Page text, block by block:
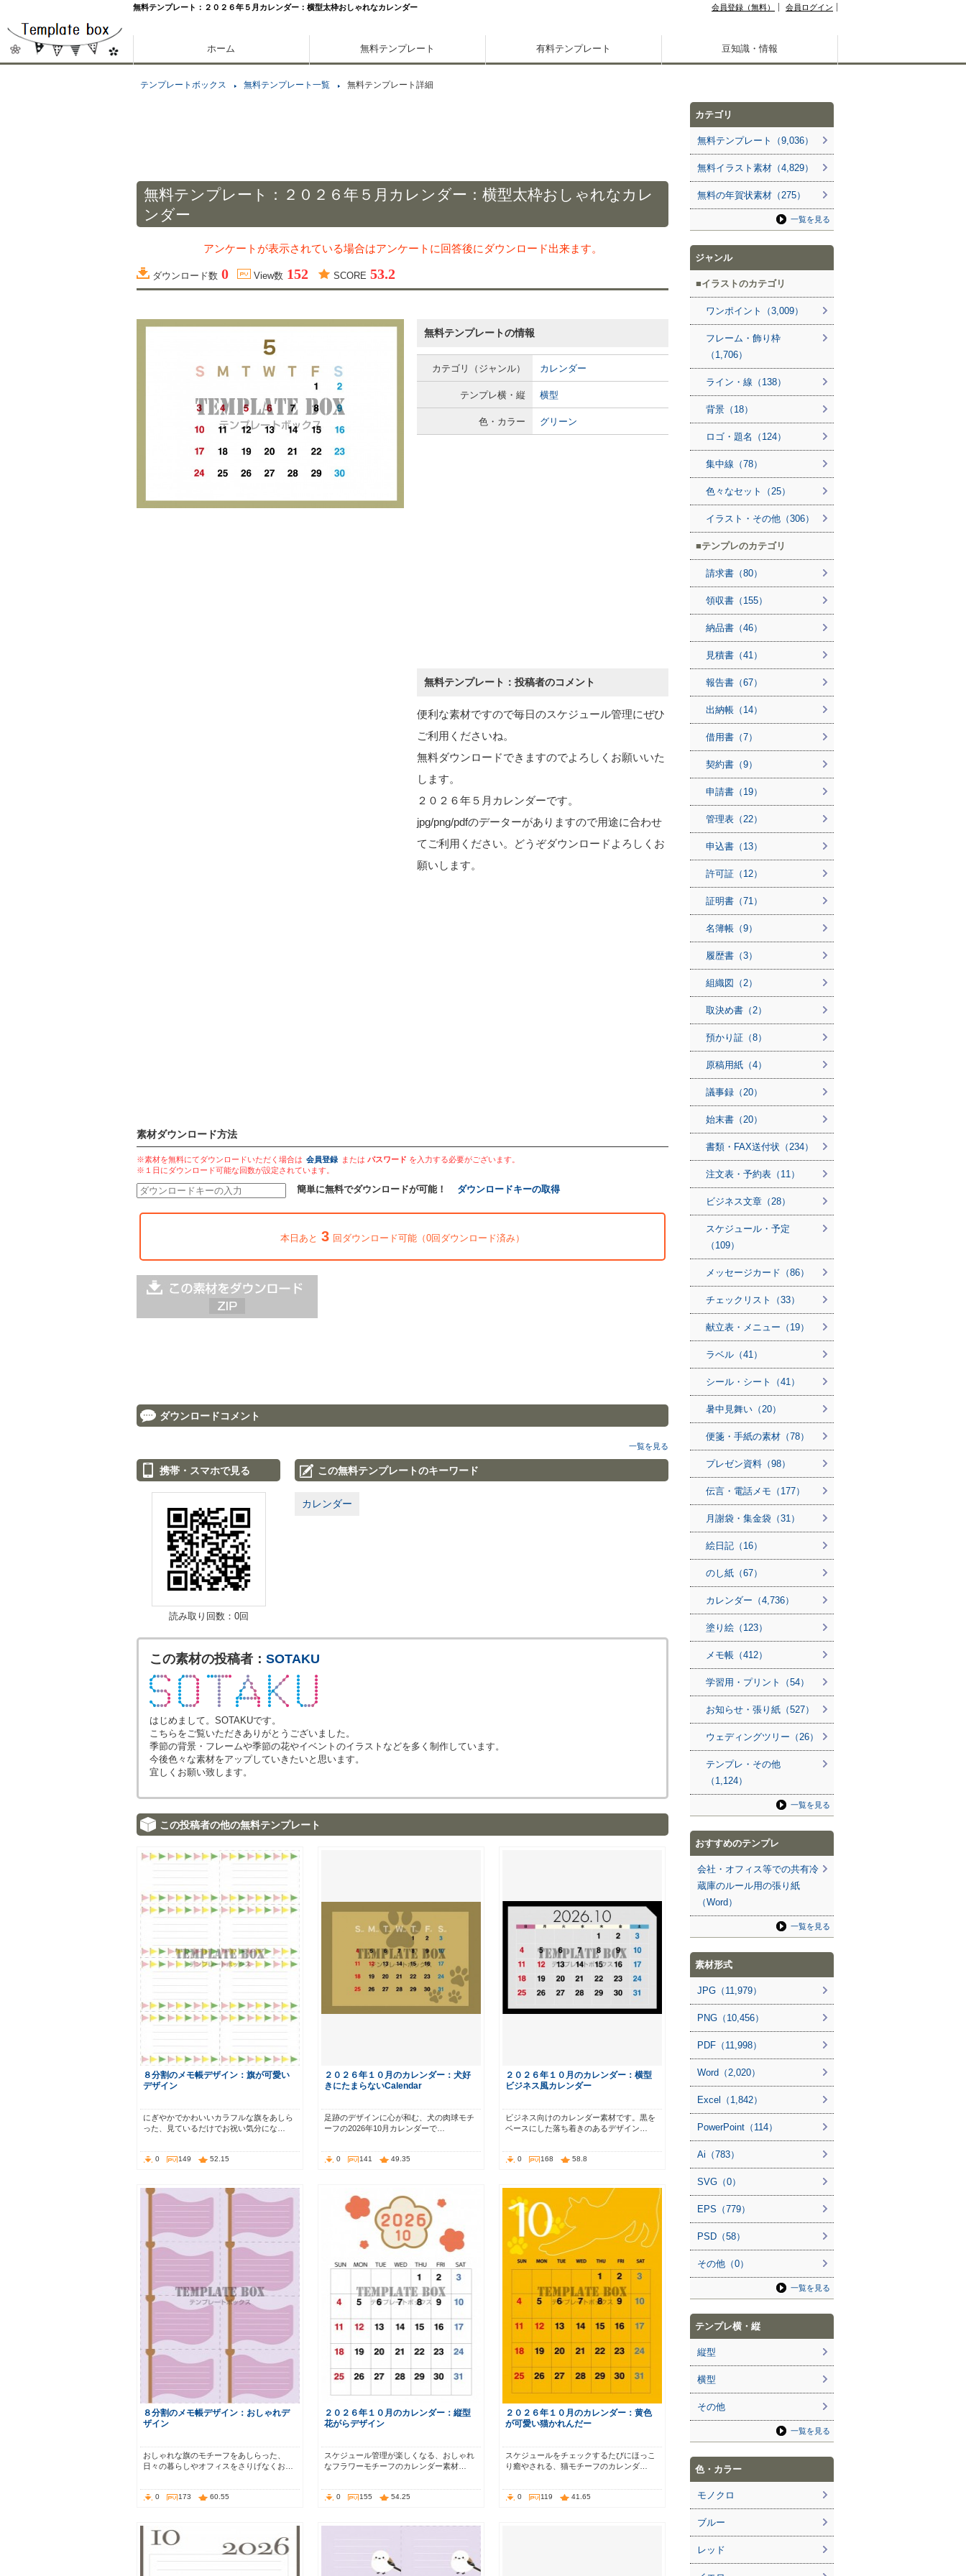
無料テンプレート：２０２６年５月カレンダー：横型太枠おしゃれなカレンダー 会員登録（無料） 会員ログイン
ホーム 無料テンプレート 有料テンプレート 豆知識・情報
テンプレートボックス 無料テンプレート一覧 無料テンプレート詳細
無料テンプレート：２０２６年５月カレンダー：横型太枠おしゃれなカレ
ンダー
アンケートが表示されている場合はアンケートに回答後にダウンロード出来ます。
ダウンロード数 0 View数 152 SCORE 53.2
無料テンプレートの情報
カテゴリ（ジャンル） カレンダー
テンプレ横・縦 横型
色・カラー グリーン
無料テンプレート：投稿者のコメント
便利な素材ですので毎日のスケジュール管理にぜひ
ご利用くださいね。
無料ダウンロードできますのでよろしくお願いいた
します。
２０２６年５月カレンダーです。
jpg/png/pdfのデーターがありますので用途に合わせ
てご利用ください。どうぞダウンロードよろしくお
願いします。
素材ダウンロード方法
※素材を無料にてダウンロードいただく場合は 会員登録 または パスワード を入力する必要がございます。
※１日にダウンロード可能な回数が設定されています。
簡単に無料でダウンロードが可能！ ダウンロードキーの取得
本日あと 3 回ダウンロード可能（0回ダウンロード済み）
ダウンロードコメント
一覧を見る
携帯・スマホで見る
読み取り回数：0回
この無料テンプレートのキーワード
カレンダー
この素材の投稿者： SOTAKU
はじめまして。SOTAKUです。
こちらをご覧いただきありがとうございました。
季節の背景・フレームや季節の花やイベントのイラストなどを多く制作しています。
今後色々な素材をアップしていきたいと思います。
宜しくお願い致します。
この投稿者の他の無料テンプレート
８分割のメモ帳デザイン：旗が可愛い
デザイン
にぎやかでかわいいカラフルな旗をあしら
った、見ているだけでお祝い気分にな…
0 149 52.15
２０２６年１０月のカレンダー：犬好
きにたまらないCalendar
足跡のデザインに心が和む、犬の肉球モチ
ーフの2026年10月カレンダーで…
0 141 49.35
２０２６年１０月のカレンダー：横型
ビジネス風カレンダー
ビジネス向けのカレンダー素材です。黒を
ベースにした落ち着きのあるデザイン…
0 168 58.8
８分割のメモ帳デザイン：おしゃれデ
ザイン
おしゃれな旗のモチーフをあしらった、
日々の暮らしやオフィスをさりげなくお…
0 173 60.55
２０２６年１０月のカレンダー：縦型
花がらデザイン
スケジュール管理が楽しくなる、おしゃれ
なフラワーモチーフのカレンダー素材…
0 155 54.25
２０２６年１０月のカレンダー：黄色
が可愛い猫かれんだー
スケジュールをチェックするたびにほっこ
り癒やされる、猫モチーフのカレンダ…
0 119 41.65
カテゴリ
無料テンプレート（9,036）
無料イラスト素材（4,829）
無料の年賀状素材（275）
一覧を見る
ジャンル
イラストのカテゴリ
ワンポイント（3,009）
フレーム・飾り枠
（1,706）
ライン・線（138）
背景（18）
ロゴ・題名（124）
集中線（78）
色々なセット（25）
イラスト・その他（306）
テンプレのカテゴリ
請求書（80）
領収書（155）
納品書（46）
見積書（41）
報告書（67）
出納帳（14）
借用書（7）
契約書（9）
申請書（19）
管理表（22）
申込書（13）
許可証（12）
証明書（71）
名簿帳（9）
履歴書（3）
組織図（2）
取決め書（2）
預かり証（8）
原稿用紙（4）
議事録（20）
始末書（20）
書類・FAX送付状（234）
注文表・予約表（11）
ビジネス文章（28）
スケジュール・予定
（109）
メッセージカード（86）
チェックリスト（33）
献立表・メニュー（19）
ラベル（41）
シール・シート（41）
暑中見舞い（20）
便箋・手紙の素材（78）
プレゼン資料（98）
伝言・電話メモ（177）
月謝袋・集金袋（31）
絵日記（16）
のし紙（67）
カレンダー（4,736）
塗り絵（123）
メモ帳（412）
学習用・プリント（54）
お知らせ・張り紙（527）
ウェディングツリー（26）
テンプレ・その他
（1,124）
一覧を見る
おすすめのテンプレ
会社・オフィス等での共有冷
蔵庫のルール用の張り紙
（Word）
一覧を見る
素材形式
JPG（11,979）
PNG（10,456）
PDF（11,998）
Word（2,020）
Excel（1,842）
PowerPoint（114）
Ai（783）
SVG（0）
EPS（779）
PSD（58）
その他（0）
一覧を見る
テンプレ横・縦
縦型
横型
その他
一覧を見る
色・カラー
モノクロ
ブルー
レッド